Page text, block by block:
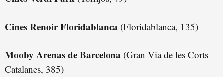
Cines Renoir Floridablanca (Floridablanca, 135)
Mooby Arenas de Barcelona (Gran Via de les Corts
Catalanes, 385)